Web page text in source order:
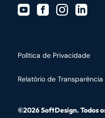
©2026 SoftDesign. Todos
Política de Privacidade
Relatório de Transparência